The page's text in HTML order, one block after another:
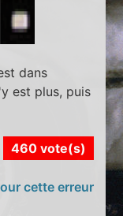
dans
est plus, puis
460 vote(s)
cette erreur